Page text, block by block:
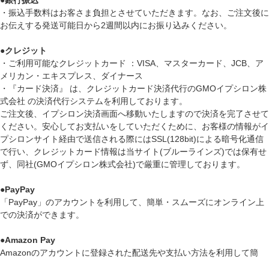
・振込手数料はお客さま負担とさせていただきます。なお、ご注文後に
お伝えする発送可能日から2週間以内にお振り込みください。
●クレジット
・ご利用可能なクレジットカード ：VISA、マスターカード、JCB、ア
メリカン・エキスプレス、ダイナース
・『カード決済』 は、クレジットカード決済代行のGMOイプシロン株
式会社 の決済代行システムを利用しております。
ご注文後、イプシロン決済画面へ移動いたしますので決済を完了させて
ください。安心してお支払いをしていただくために、お客様の情報がイ
プシロンサイト経由で送信される際にはSSL(128bit)による暗号化通信
で行い、クレジットカード情報は当サイト(ブルーラインズ)では保有せ
ず、同社(GMOイプシロン株式会社)で厳重に管理しております。
●PayPay
「PayPay」のアカウントを利用して、簡単・スムーズにオンライン上
での決済ができます。
●Amazon Pay
Amazonのアカウントに登録された配送先や支払い方法を利用して簡